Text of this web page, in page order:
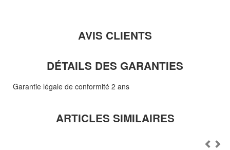
AVIS CLIENTS
DÉTAILS DES GARANTIES
Garantie légale de conformité 2 ans
ARTICLES SIMILAIRES